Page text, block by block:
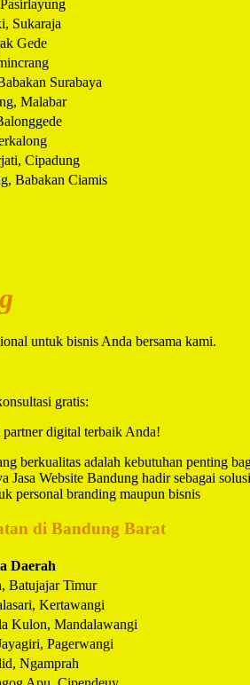
Sukaraja
Gede
Surabaya
Malabar
Cipadung
Babakan Ciamis
untuk bisnis Anda bersama kami.
gratis:
partner digital terbaik Anda!
berkualitas adalah kebutuhan penting
Jasa Website Bandung hadir sebagai
personal branding maupun bisnis
di Bandung Barat
Daerah
Batujajar Timur
Kertawangi
Kulon, Mandalawangi
Pagerwangi
Ngamprah